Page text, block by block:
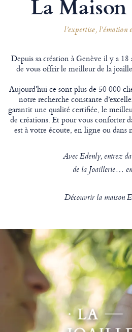
l’expertise, l’émotion
Depuis sa création à Genève il y a
de vous offrir le meilleur de la
Aujourd'hui ce sont plus de 50 000
notre recherche constante
garantit une qualité certifiée, le
de créations. Et pour vous conforter
est à votre écoute, en ligne ou dans
Avec Edenly, entrez
de la Joaillerie…
Découvrir la maison